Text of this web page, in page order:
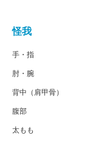
怪我
手・指
肘・腕
背中（肩甲骨）
腹部
太もも